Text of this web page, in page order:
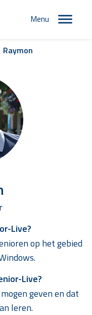
Menu
Raymon
Live?
op het gebied
Live?
geven en dat
leren.